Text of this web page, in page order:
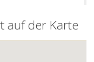
auf der Karte